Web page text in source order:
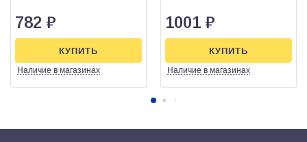
782 ₽
Наличие в магазинах
КУПИТЬ
1001 ₽
Наличие в магазинах
КУПИТЬ